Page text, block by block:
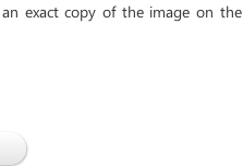
exact copy of the image on the